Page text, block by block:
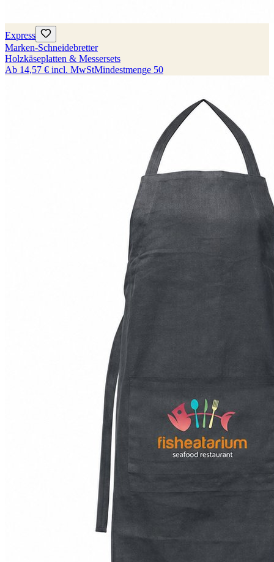
Express
Marken-Schneidebretter
Holzkäseplatten & Messersets
Ab 14,57 € incl. MwStMindestmenge 50